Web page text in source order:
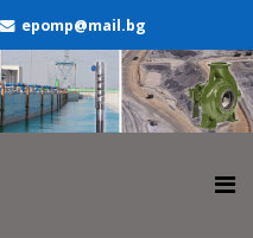
epomp@mail.bg